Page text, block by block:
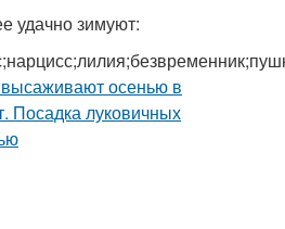
удачно зимуют: